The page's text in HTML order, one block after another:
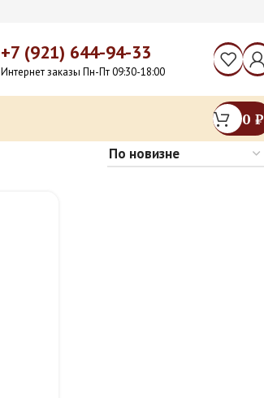
+7 (921) 644-94-33
Интернет заказы Пн-Пт 09:30-18:00
0 ₽